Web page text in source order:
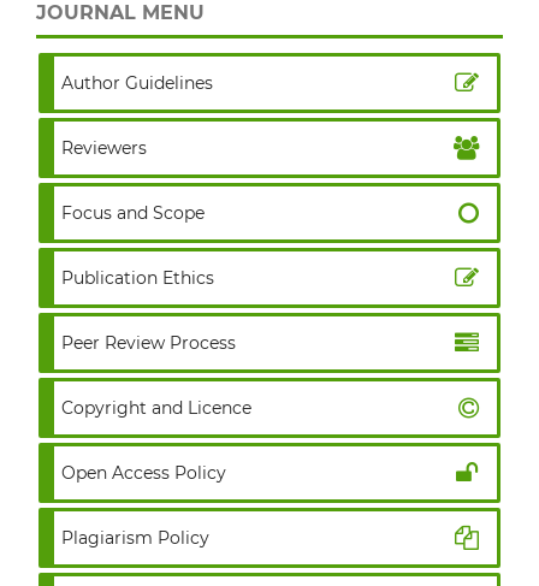
JOURNAL MENU
Author Guidelines
Reviewers
Focus and Scope
Publication Ethics
Peer Review Process
Copyright and Licence
Open Access Policy
Plagiarism Policy